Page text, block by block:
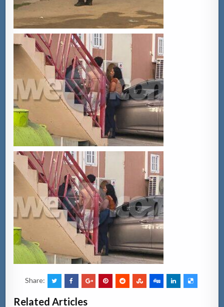
Share:
Related Articles